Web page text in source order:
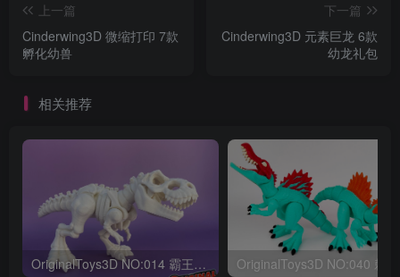
上一篇
Cinderwing3D 微缩打印 7款
孵化幼兽
下一篇
Cinderwing3D 元素巨龙 6款
幼龙礼包
相关推荐
OriginalToys3D NO:014 霸王龙骨架